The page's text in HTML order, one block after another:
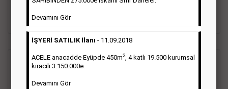
Detaylı Bilgi & İlan Örnekleri
Vasıta İlanı
Devamını Gör
İŞYERİ SATILIK İlanı - 11.09.2018
ACELE anacadde Eyüpde 450m2, 4 katlı 19.500 kurumsal
kiracılı 3.150.000e.
Devamını Gör